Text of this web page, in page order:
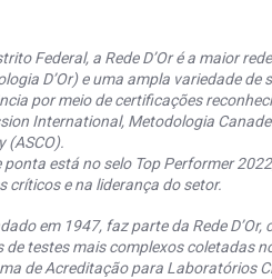
Federal, a Rede D’Or é a maior
D’Or) e uma ampla variedade de
por meio de certificações
International, Metodologia
(ASCO).
está no selo Top Performer
críticos e na liderança do setor.
em 1947, faz parte da Rede
testes mais complexos coletadas
de Acreditação para Laboratórios